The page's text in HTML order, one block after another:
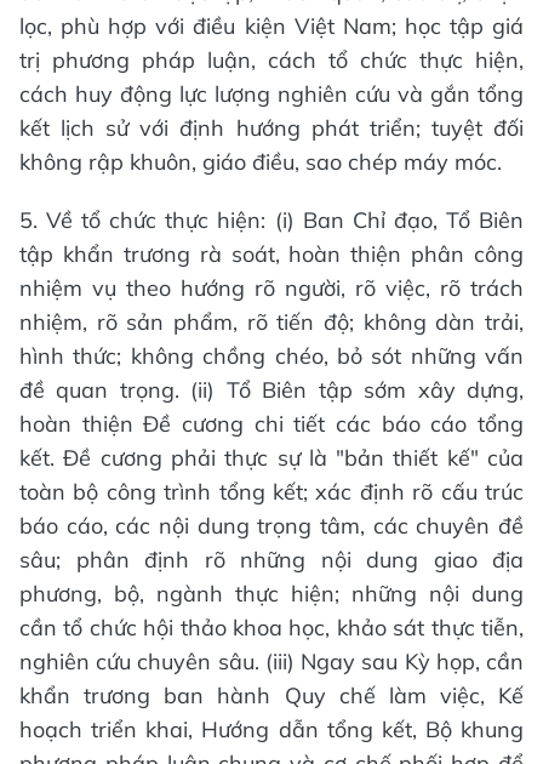
lọc, phù hợp với điều kiện Việt Nam; học tập giá
trị phương pháp luận, cách tổ chức thực hiện,
cách huy động lực lượng nghiên cứu và gắn tổng
kết lịch sử với định hướng phát triển; tuyệt đối
không rập khuôn, giáo điều, sao chép máy móc.
5. Về tổ chức thực hiện: (i) Ban Chỉ đạo, Tổ Biên
tập khẩn trương rà soát, hoàn thiện phân công
nhiệm vụ theo hướng rõ người, rõ việc, rõ trách
nhiệm, rõ sản phẩm, rõ tiến độ; không dàn trải,
hình thức; không chồng chéo, bỏ sót những vấn
đề quan trọng. (ii) Tổ Biên tập sớm xây dựng,
hoàn thiện Đề cương chi tiết các báo cáo tổng
kết. Đề cương phải thực sự là "bản thiết kế" của
toàn bộ công trình tổng kết; xác định rõ cấu trúc
báo cáo, các nội dung trọng tâm, các chuyên đề
sâu; phân định rõ những nội dung giao địa
phương, bộ, ngành thực hiện; những nội dung
cần tổ chức hội thảo khoa học, khảo sát thực tiễn,
nghiên cứu chuyên sâu. (iii) Ngay sau Kỳ họp, cần
khẩn trương ban hành Quy chế làm việc, Kế
hoạch triển khai, Hướng dẫn tổng kết, Bộ khung